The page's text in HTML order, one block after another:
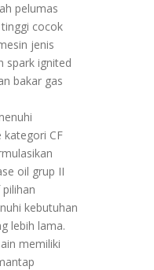
pelumas
cocok
jenis
spark ignited
bakar gas
kategori CF
oil grup II
kebutuhan
lebih lama.
memiliki